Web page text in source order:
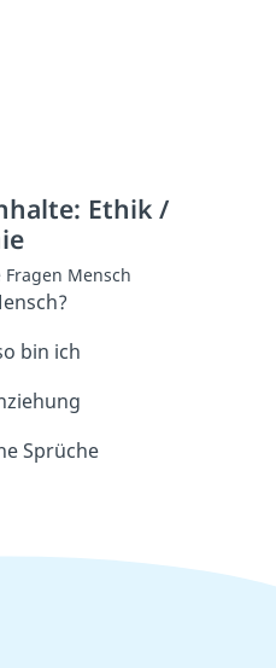
Ethik /
Mensch
bin ich
Sprüche